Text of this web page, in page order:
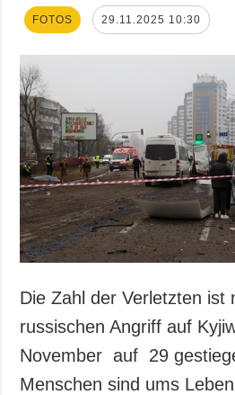
FOTOS 29.11.2025 10:30
Die Zahl der Verletzten ist
russischen Angriff auf
November auf 29
Menschen sind ums